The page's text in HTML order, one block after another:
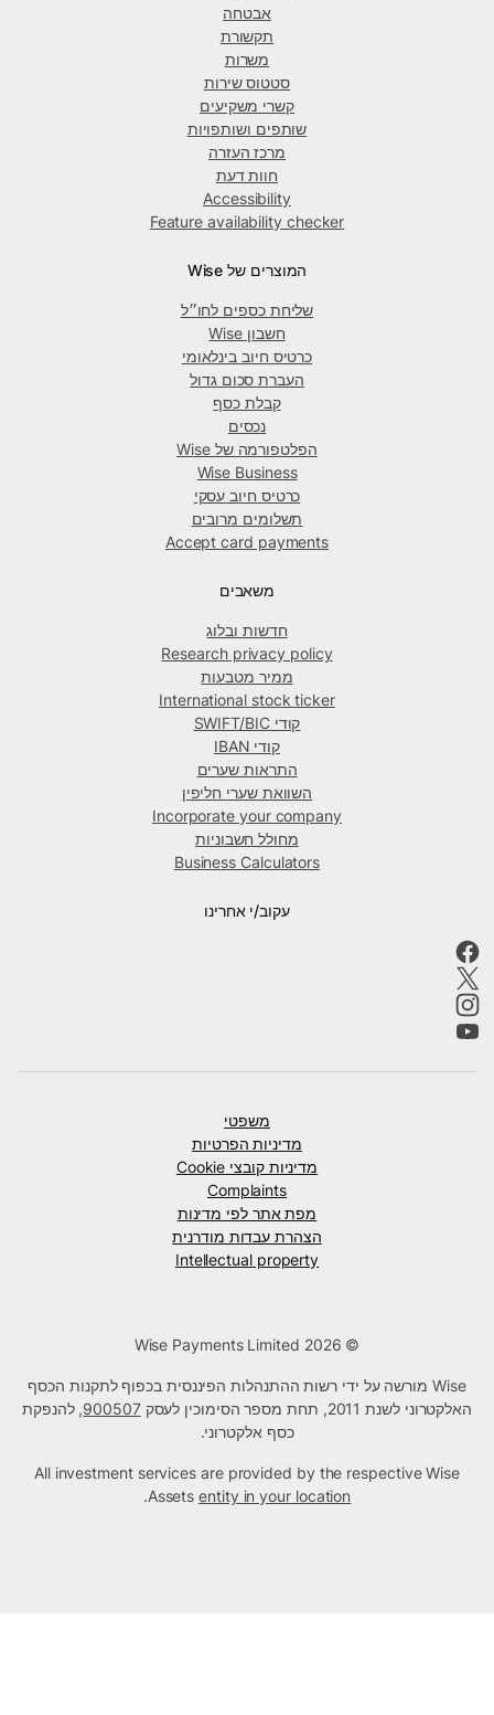
אבטחה
תקשורת
משרות
סטטוס שירות
קשרי משקיעים
שותפים ושותפויות
מרכז העזרה
חוות דעת
Accessibility
Feature availability checker
המוצרים של Wise
שליחת כספים לחו״ל
חשבון Wise
כרטיס חיוב בינלאומי
העברת סכום גדול
קבלת כסף
נכסים
הפלטפורמה של Wise
Wise Business
כרטיס חיוב עסקי
תשלומים מרובים
Accept card payments
משאבים
חדשות ובלוג
Research privacy policy
ממיר מטבעות
International stock ticker
קודי SWIFT/BIC
קודי IBAN
התראות שערים
השוואת שערי חליפין
Incorporate your company
מחולל חשבוניות
Business Calculators
עקוב/י אחרינו
משפטי
מדיניות הפרטיות
מדיניות קובצי Cookie
Complaints
מפת אתר לפי מדינות
הצהרת עבדות מודרנית
Intellectual property
Wise מורשה על ידי רשות ההתנהלות הפיננסית בכפוף לתקנות הכסף
האלקטרוני לשנת 2011, תחת מספר הסימוכין לעסק
900507, להנפקת
כסף אלקטרוני.
All investment services are provided by the respective Wise
Assetsentity in your location
.